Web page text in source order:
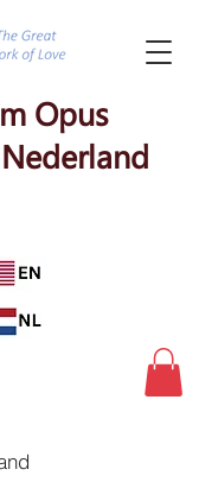
Opus